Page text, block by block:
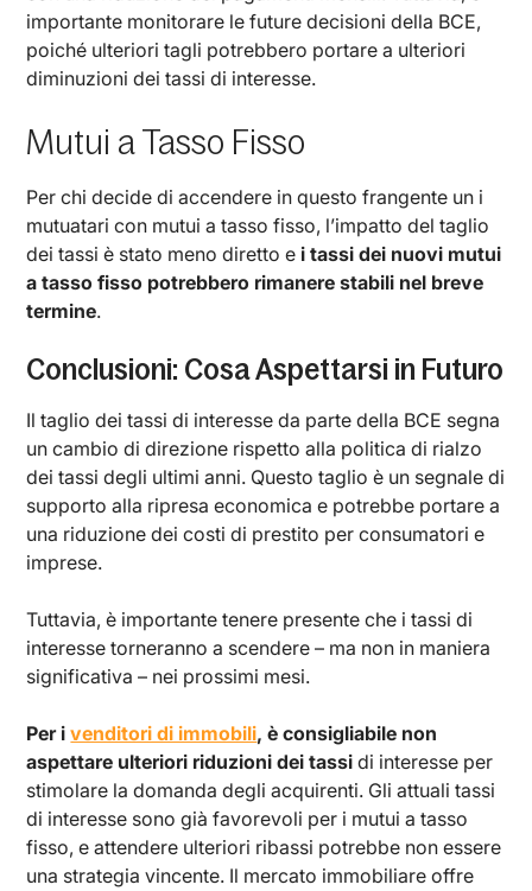
importante monitorare le future decisioni della BCE,
poiché ulteriori tagli potrebbero portare a ulteriori
diminuzioni dei tassi di interesse.
Mutui a Tasso Fisso
Per chi decide di accendere in questo frangente un i
mutuatari con mutui a tasso fisso, l’impatto del taglio
dei tassi è stato meno diretto e i tassi dei nuovi mutui
a tasso fisso potrebbero rimanere stabili nel breve
termine.
Conclusioni: Cosa Aspettarsi in Futuro
Il taglio dei tassi di interesse da parte della BCE segna
un cambio di direzione rispetto alla politica di rialzo
dei tassi degli ultimi anni. Questo taglio è un segnale di
supporto alla ripresa economica e potrebbe portare a
una riduzione dei costi di prestito per consumatori e
imprese.
Tuttavia, è importante tenere presente che i tassi di
interesse torneranno a scendere – ma non in maniera
significativa – nei prossimi mesi.
Per ivenditori di immobili, è consigliabile non
aspettare ulteriori riduzioni dei tassi di interesse per
stimolare la domanda degli acquirenti. Gli attuali tassi
di interesse sono già favorevoli per i mutui a tasso
fisso, e attendere ulteriori ribassi potrebbe non essere
una strategia vincente. Il mercato immobiliare offre